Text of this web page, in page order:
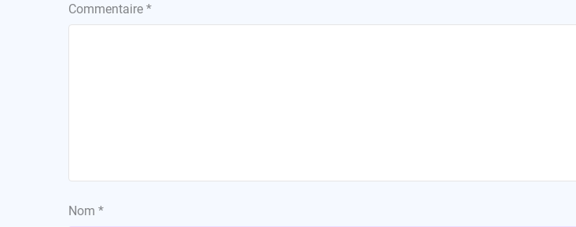
Commentaire *
Nom *